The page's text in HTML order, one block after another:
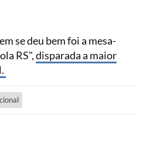
se deu bem foi a mesa-
RS",disparada a maior